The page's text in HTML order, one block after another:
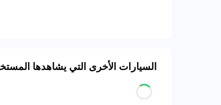
السيارات الأخرى التي يشاهدها